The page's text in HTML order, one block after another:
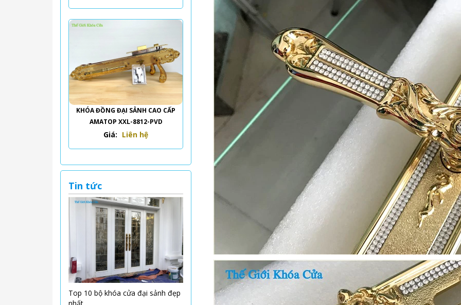
KHÓA ĐỒNG ĐẠI SẢNH CAO CẤP
AMATOP XXL-8812-PVD
Giá: Liên hệ
Tin tức
Top 10 bộ khóa cửa đại sảnh đẹp